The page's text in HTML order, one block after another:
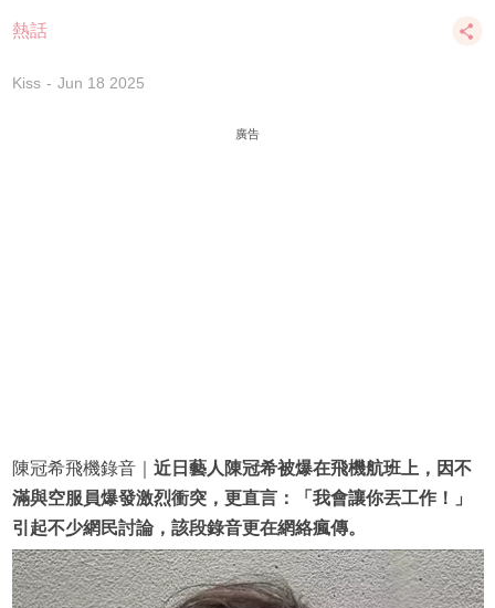
熱話
Kiss Jun 18 2025
廣告
陳冠希飛機錄音｜ 近日藝人陳冠希被爆在飛機航班上，因不
滿與空服員爆發激烈衝突，更直言：「我會讓你丟工作！」
引起不少網民討論，該段錄音更在網絡瘋傳。